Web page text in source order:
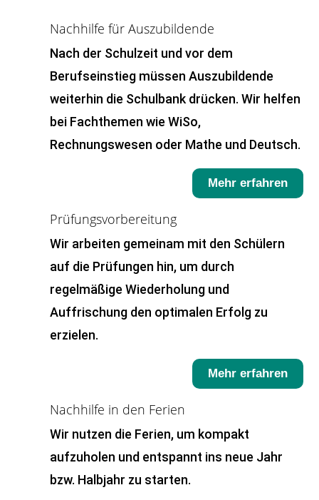
Nachhilfe für Auszubildende
Nach der Schulzeit und vor dem
Berufseinstieg müssen Auszubildende
weiterhin die Schulbank drücken. Wir helfen
bei Fachthemen wie WiSo,
Rechnungswesen oder Mathe und Deutsch.
Mehr erfahren
Prüfungsvorbereitung
Wir arbeiten gemeinam mit den Schülern
auf die Prüfungen hin, um durch
regelmäßige Wiederholung und
Auffrischung den optimalen Erfolg zu
erzielen.
Mehr erfahren
Nachhilfe in den Ferien
Wir nutzen die Ferien, um kompakt
aufzuholen und entspannt ins neue Jahr
bzw. Halbjahr zu starten.